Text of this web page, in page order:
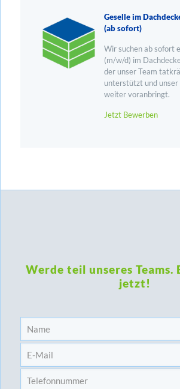
Geselle im
(ab sofort)
Wir suchen ab sofort
(m/w/d) im
der unser Team
unterstützt und
weiter voranbringt.
Jetzt Bewerben
Werde teil unseres Teams.
jetzt!